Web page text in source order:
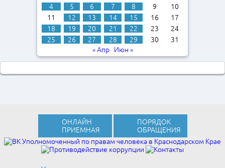
4
5 6 7 8 9
10
11
12 13 14 15 16
17
18
19 20 21 22 23
24
25
26 27 28 29 30
31
« Апр
Июн »
ОНЛАЙН
ПРИЕМНАЯ
ПОРЯДОК
ОБРАЩЕНИЯ